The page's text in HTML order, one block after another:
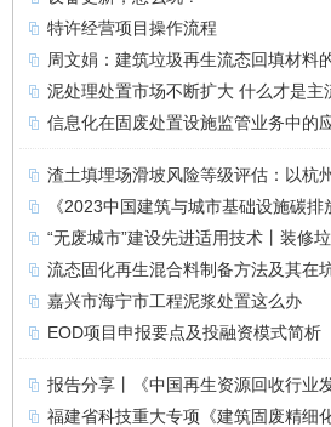
特许经营项目操作流程
周文娟：建筑垃圾再生流态回填材料
泥处理处置市场不断扩大 什么才是主
信息化在固废处置设施监管业务中的
渣土填埋场滑坡风险等级评估：以杭
《2023中国建筑与城市基础设施碳
“无废城市”建设先进适用技术丨装修
流态固化再生混合料制备方法及其在
嘉兴市海宁市工程泥浆处置这么办
EOD项目申报要点及投融资模式简析
报告分享丨《中国再生资源回收行业
福建省科技重大专项《建筑固废精细